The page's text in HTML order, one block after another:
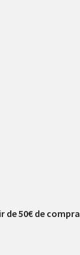
50€ de compra